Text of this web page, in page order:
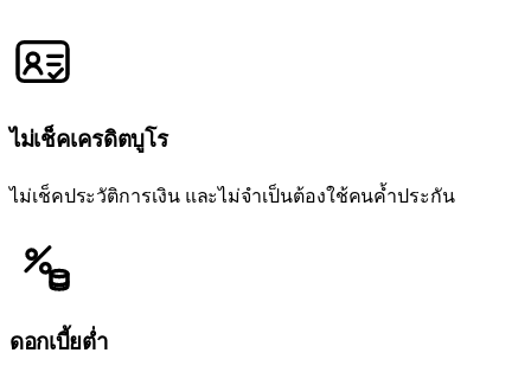
ไม่เช็คเครดิตบูโร
ไม่เช็คประวัติการเงิน และไม่จำเป็นต้องใช้คนค้ำประกัน
ดอกเบี้ยต่ำ